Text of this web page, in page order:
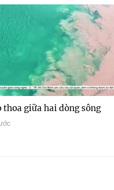
thoa giữa hai dòng sông